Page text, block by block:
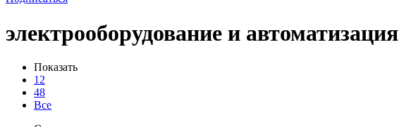
электрооборудование и автоматизация
Показать
12
48
Все